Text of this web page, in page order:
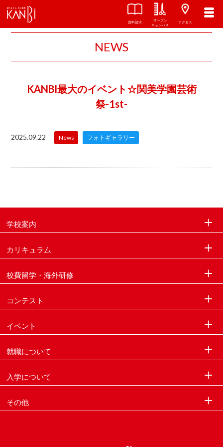
アクセス
オープン
キャンパス
資料請求
NEWS
KANBI最大のイベント☆関美学園芸術
祭-1st-
2025.09.22 News フォトギャラリー
学校案内
カリキュラム
校費留学・海外研修
コンテスト
イベント
就職について
入学について
その他